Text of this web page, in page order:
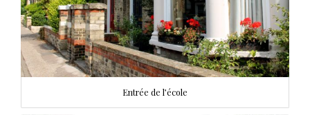
Entrée de l’école